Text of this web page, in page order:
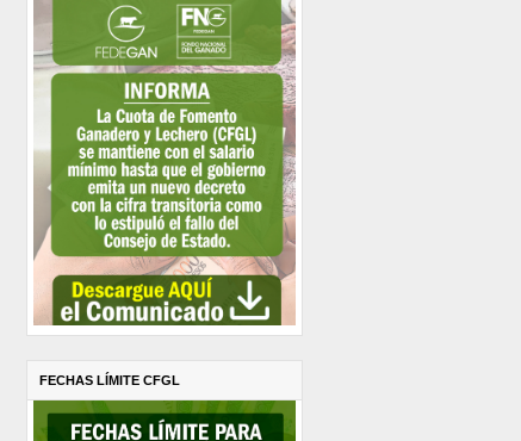
FECHAS LÍMITE CFGL